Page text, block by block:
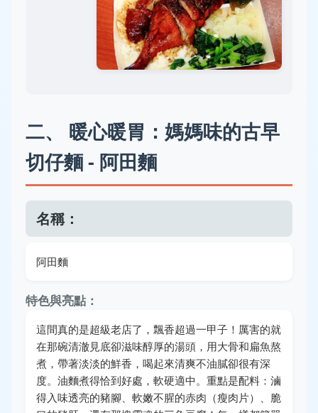
二、 暖心暖胃：媽媽味的古早
切仔麵 - 阿田麵
名稱：
阿田麵
特色與亮點：
這間真的是超級老店了，飄香超過一甲子！厲害的就
在那碗清澈見底卻滋味醇厚的湯頭，用大骨和扁魚熬
煮，帶著淡淡的鮮香，喝起來清爽不油膩卻很有深
度。油麵煮得恰到好處，軟硬適中。重點是配料：滷
得入味透亮的豬腳、軟嫩不腥的赤肉（瘦肉片）、脆